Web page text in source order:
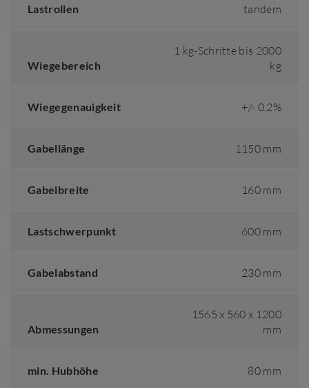
Lastrollen
tandem
Wiegebereich
1 kg-Schritte bis 2000
kg
Wiegegenauigkeit +/- 0,2%
Gabellänge 1150 mm
Gabelbreite 160 mm
Lastschwerpunkt 600 mm
Gabelabstand 230 mm
Abmessungen
1565 x 560 x 1200
mm
min. Hubhöhe 80 mm